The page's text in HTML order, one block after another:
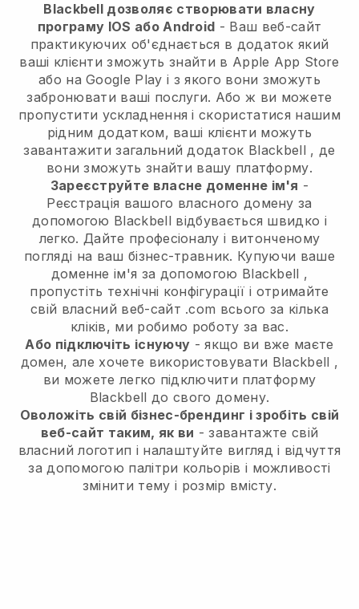
Blackbell дозволяє створювати власну
програму IOS або Android - Ваш веб-сайт
практикуючих об'єднається в додаток який
ваші клієнти зможуть знайти в Apple App Store
або на Google Play і з якого вони зможуть
забронювати ваші послуги. Або ж ви можете
пропустити ускладнення і скористатися нашим
рідним додатком, ваші клієнти можуть
завантажити загальний додаток Blackbell , де
вони зможуть знайти вашу платформу.
Зареєструйте власне доменне ім'я -
Реєстрація вашого власного домену за
допомогою Blackbell відбувається швидко і
легко. Дайте професіоналу і витонченому
погляді на ваш бізнес-травник. Купуючи ваше
доменне ім'я за допомогою Blackbell ,
пропустіть технічні конфігурації і отримайте
свій власний веб-сайт .com всього за кілька
кліків, ми робимо роботу за вас.
Або підключіть існуючу - якщо ви вже маєте
домен, але хочете використовувати Blackbell ,
ви можете легко підключити платформу
Blackbell до свого домену.
Оволожіть свій бізнес-брендинг і зробіть свій
веб-сайт таким, як ви - завантажте свій
власний логотип і налаштуйте вигляд і відчуття
за допомогою палітри кольорів і можливості
змінити тему і розмір вмісту.